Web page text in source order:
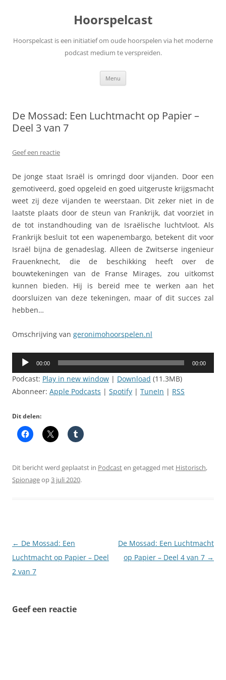
Hoorspelcast
Hoorspelcast is een initiatief om oude hoorspelen via het moderne
podcast medium te verspreiden.
Menu
De Mossad: Een Luchtmacht op Papier –
Deel 3 van 7
Geef een reactie
De jonge staat Israël is omringd door vijanden. Door een
gemotiveerd, goed opgeleid en goed uitgeruste krijgsmacht
weet zij deze vijanden te weerstaan. Dit zeker niet in de
laatste plaats door de steun van Frankrijk, dat voorziet in
de tot instandhouding van de Israëlische luchtvloot. Als
Frankrijk besluit tot een wapenembargo, betekent dit voor
Israël bijna de genadeslag. Alleen de Zwitserse ingenieur
Frauenknecht, die de beschikking heeft over de
bouwtekeningen van de Franse Mirages, zou uitkomst
kunnen bieden. Hij is bereid mee te werken aan het
doorsluizen van deze tekeningen, maar of dit succes zal
hebben…
Omschrijving van geronimohoorspelen.nl
Audiospeler
00:00 00:00
Podcast: Play in new window | Download (11.3MB)
Abonneer: Apple Podcasts | Spotify | TuneIn | RSS
Dit delen:
Dit bericht werd geplaatst in Podcasten getagged met Historisch,
Spionageop3 juli 2020.
Berichtnavigatie
← De Mossad: Een
Luchtmacht op Papier – Deel
2 van 7
De Mossad: Een Luchtmacht
op Papier – Deel 4 van 7 →
Geef een reactie